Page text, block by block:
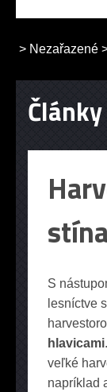
> Nezařazené
Články
S
lesníctve
hlavicami
veľké
napríklad